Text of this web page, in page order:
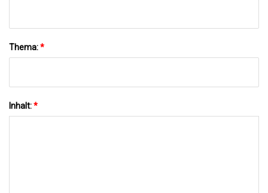
Thema:*
Inhalt:*